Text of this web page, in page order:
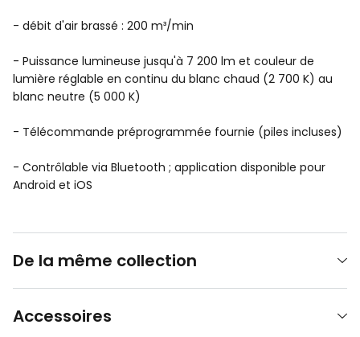
- débit d'air brassé : 200 m³/min
- Puissance lumineuse jusqu'à 7 200 lm et couleur de
lumière réglable en continu du blanc chaud (2 700 K) au
blanc neutre (5 000 K)
- Télécommande préprogrammée fournie (piles incluses)
- Contrôlable via Bluetooth ; application disponible pour
Android et iOS
De la même collection
Accessoires